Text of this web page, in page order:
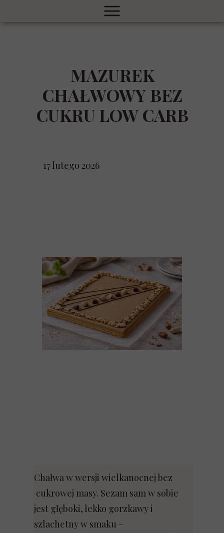
17 lutego 2026
MAZUREK
CHAŁWOWY BEZ
CUKRU LOW CARB
Chałwa w wersji wielkanocnej bez
cukrowej masy. Sezam sam w sobie
jest głęboki, lekko gorzkawy i
szlachetny w smaku –